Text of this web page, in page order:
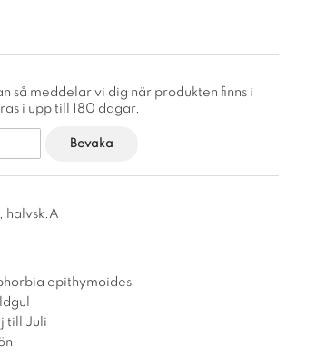
så meddelar vi dig när produkten finns i
i upp till 180 dagar.
Bevaka
halvsk.A
epithymoides
till Juli